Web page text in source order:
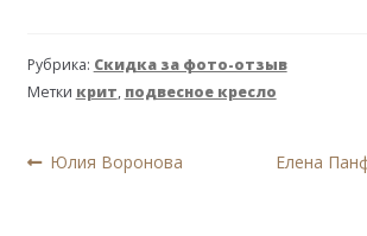
Рубрика: Скидка за фото-отзыв
Метки крит, подвесное кресло
Навигация
Предыдущая
Юлия Воронова
Елена